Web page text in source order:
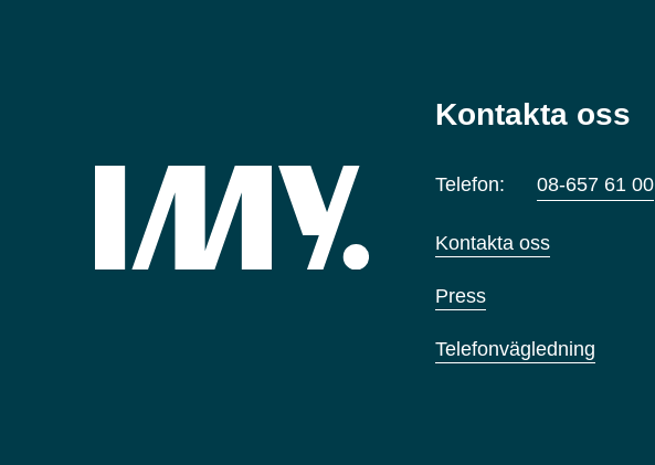
Kontakta oss
Telefon: 08-657 61 00
Kontakta oss
Press
Telefonvägledning